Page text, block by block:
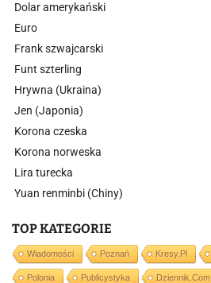
Dolar amerykański
Euro
Frank szwajcarski
Funt szterling
Hrywna (Ukraina)
Jen (Japonia)
Korona czeska
Korona norweska
Lira turecka
Yuan renminbi (Chiny)
TOP KATEGORIE
Wiadomości Poznań Kresy.pl
Polonia Publicystyka Dziennik.com